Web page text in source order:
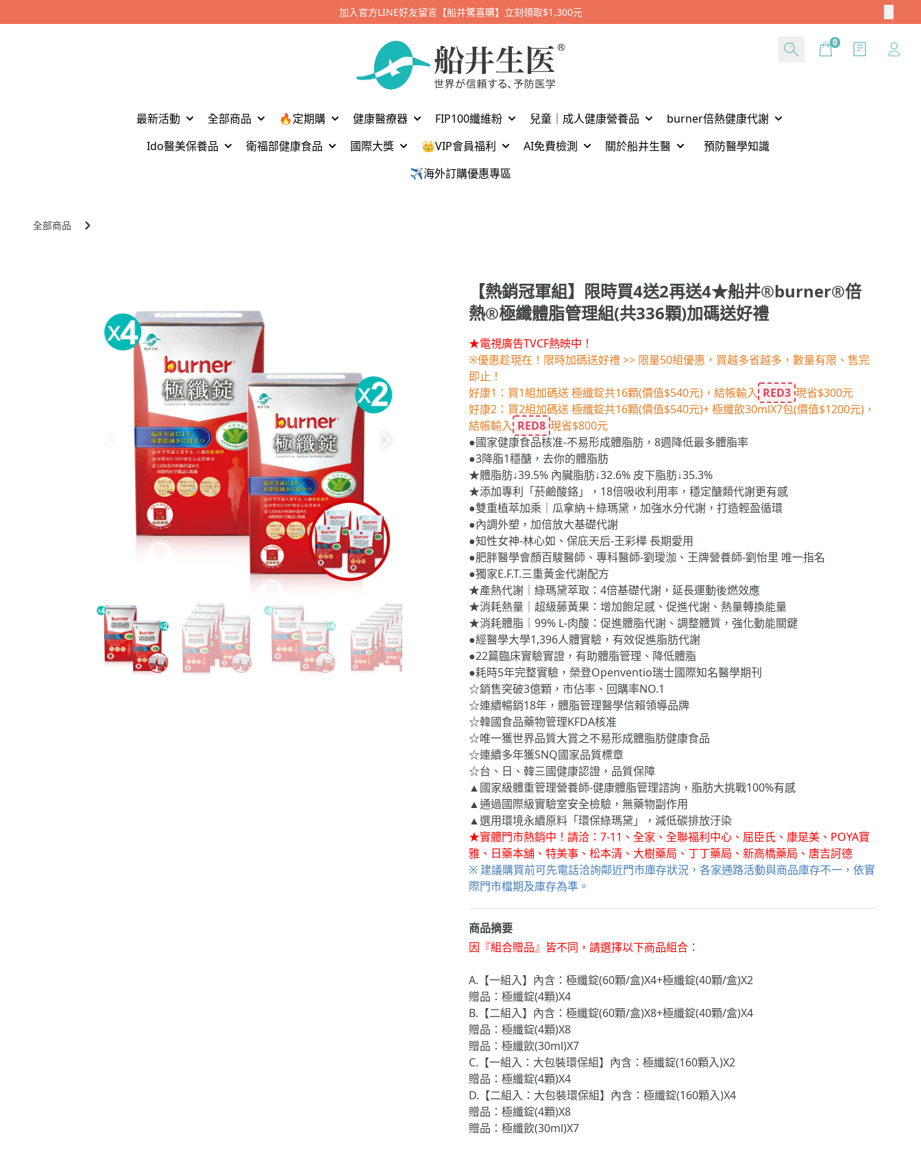
加入官方LINE好友留言【船井驚喜購】立刻領取$1,300元
Cart0
最新活動 全部商品 🔥定期購 健康醫療器 FIP100纖維粉 兒童｜成人健康營養品
burner倍熱健康代謝
Ido醫美保養品
衛福部健康食品 國際大獎 👑VIP會員福利 AI免費檢測 關於船井生醫
預防醫學知識
✈️海外訂購優惠專區
全部商品
【熱銷冠軍組】限時買4送2再送4★船井®burner®倍
熱®極纖體脂管理組(共336顆)加碼送好禮
★電視廣告TVCF熱映中！
※優惠趁現在！限時加碼送好禮 >> 限量50組優惠，買越多省越多，數量有限、售完
即止！
好康1：買1組加碼送 極纖錠共16顆(價值$540元)，結帳輸入 RED3 現省$300元
好康2：買2組加碼送 極纖錠共16顆(價值$540元)+ 極纖飲30mlX7包(價值$1200元)，
結帳輸入 RED8 現省$800元
●國家健康食品核准-不易形成體脂肪，8週降低最多體脂率
●3降脂1穩醣，去你的體脂肪
★體脂肪↓39.5% 內臟脂肪↓32.6% 皮下脂肪↓35.3%
★添加專利「菸鹼酸鉻」，18倍吸收利用率，穩定醣類代謝更有感
●雙重植萃加乘｜瓜拿納＋綠瑪黛，加強水分代謝，打造輕盈循環
●內調外塑，加倍放大基礎代謝
●知性女神-林心如、保庇天后-王彩樺 長期愛用
●肥胖醫學會顏百駿醫師、專科醫師-劉璦泇、王牌營養師-劉怡里 唯一指名
●獨家E.F.T.三重黃金代謝配方
★產熱代謝｜綠瑪黛萃取：4倍基礎代謝，延長運動後燃效應
★消耗熱量｜超級藤黃果：增加飽足感、促進代謝、熱量轉換能量
★消耗體脂｜99% L-肉酸：促進體脂代謝、調整體質，強化動能關鍵
●經醫學大學1,396人體實驗，有效促進脂肪代謝
●22篇臨床實驗實證，有助體脂管理、降低體脂
●耗時5年完整實驗，榮登Openventio瑞士國際知名醫學期刊
☆銷售突破3億顆，市佔率、回購率NO.1
☆連續暢銷18年，體脂管理醫學信賴領導品牌
☆韓國食品藥物管理KFDA核准
☆唯一獲世界品質大賞之不易形成體脂肪健康食品
☆連續多年獲SNQ國家品質標章
☆台、日、韓三國健康認證，品質保障
▲國家級體重管理營養師-健康體脂管理諮詢，脂肪大挑戰100%有感
▲通過國際級實驗室安全檢驗，無藥物副作用
▲選用環境永續原料「環保綠瑪黛」，減低碳排放汙染
★實體門市熱銷中！請洽：7-11、全家、全聯福利中心、屈臣氏、康是美、POYA寶
雅、日藥本舖、特美事、松本清、大樹藥局、丁丁藥局、新高橋藥局、唐吉訶德
※ 建議購買前可先電話洽詢鄰近門市庫存狀況，各家通路活動與商品庫存不一，依實
際門市檔期及庫存為準。
商品摘要
因『組合贈品』皆不同，請選擇以下商品組合：
A.【一組入】內含：極纖錠(60顆/盒)X4+極纖錠(40顆/盒)X2
贈品：極纖錠(4顆)X4
B.【二組入】內含：極纖錠(60顆/盒)X8+極纖錠(40顆/盒)X4
贈品：極纖錠(4顆)X8
贈品：極纖飲(30ml)X7
C.【一組入：大包裝環保組】內含：極纖錠(160顆入)X2
贈品：極纖錠(4顆)X4
D.【二組入：大包裝環保組】內含：極纖錠(160顆入)X4
贈品：極纖錠(4顆)X8
贈品：極纖飲(30ml)X7